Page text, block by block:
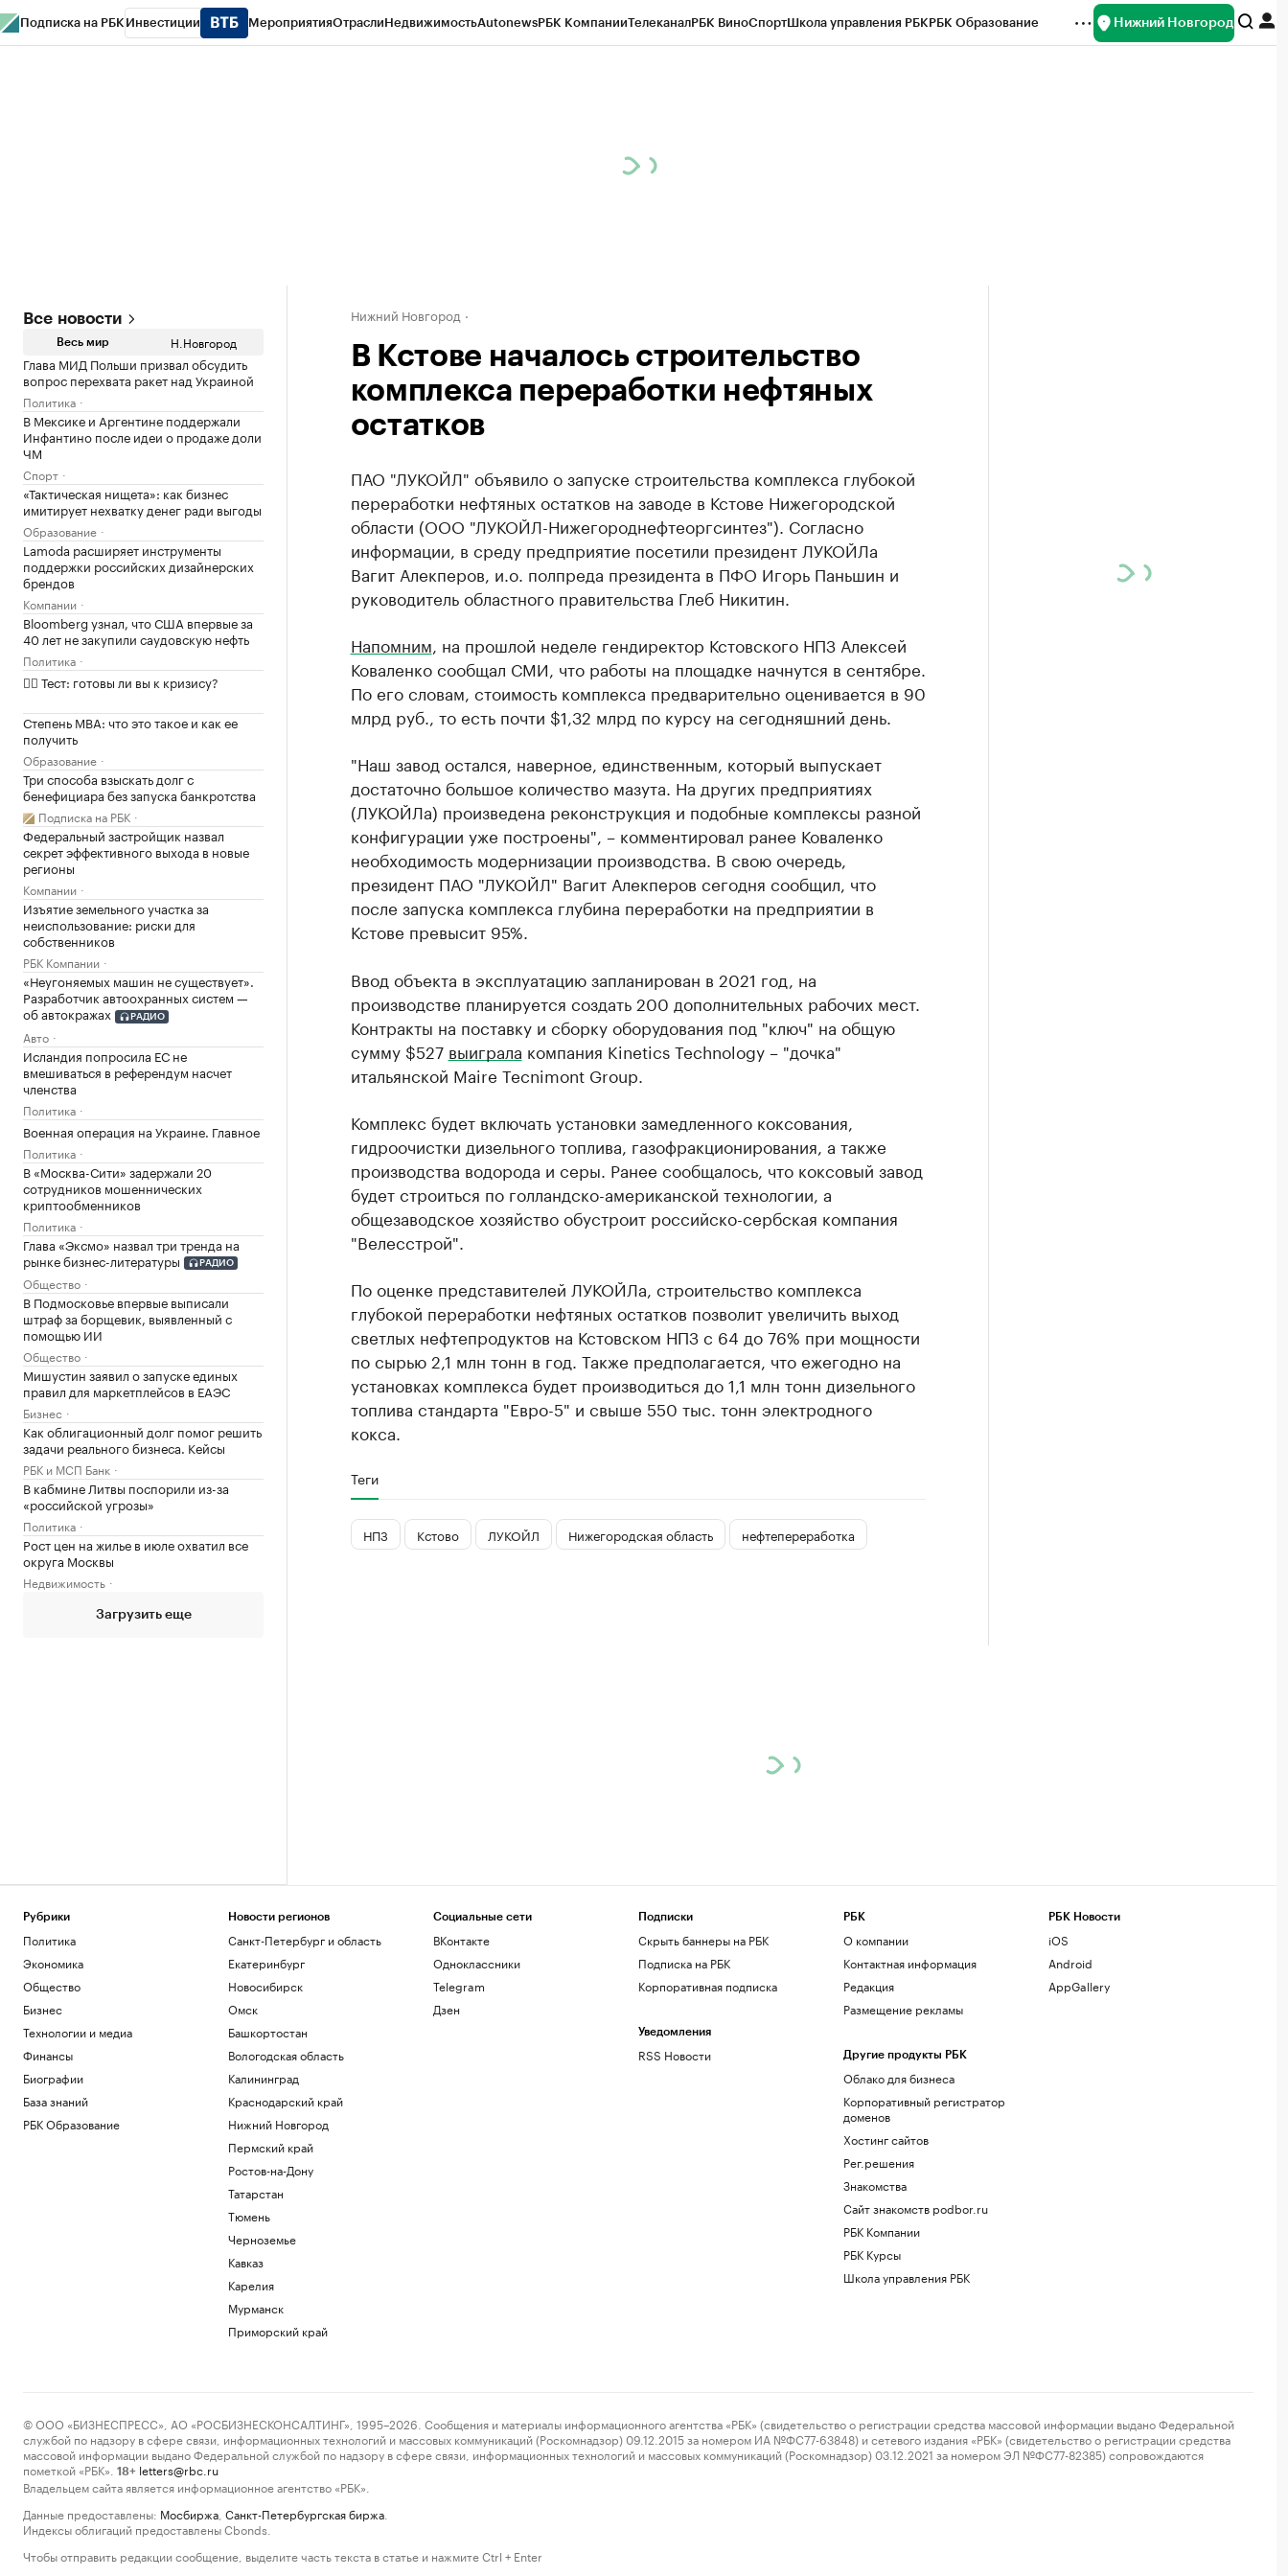
Подписка на РБК Инвестиции МероприятияОтраслиНедвижимостьAutonewsРБК КомпанииТелеканалРБК ВиноСпортШкола управления РБКРБК Образование Нижний Новгород
Все новости
Весь мир Н.Новгород
Глава МИД Польши призвал обсудить
вопрос перехвата ракет над Украиной
Политика
В Мексике и Аргентине поддержали
Инфантино после идеи о продаже доли
ЧМ
Спорт
«Тактическая нищета»: как бизнес
имитирует нехватку денег ради выгоды
Образование
Lamoda расширяет инструменты
поддержки российских дизайнерских
брендов
Компании
Bloomberg узнал, что США впервые за
40 лет не закупили саудовскую нефть
Политика
✍🏻 Тест: готовы ли вы к кризису?
Степень MBA: что это такое и как ее
получить
Образование
Три способа взыскать долг с
бенефициара без запуска банкротства
Подписка на РБК
Федеральный застройщик назвал
секрет эффективного выхода в новые
регионы
Компании
Изъятие земельного участка за
неиспользование: риски для
собственников
РБК Компании
«Неугоняемых машин не существует».
Разработчик автоохранных систем —
об автокражах
РАДИО
Авто
Исландия попросила ЕС не
вмешиваться в референдум насчет
членства
Политика
Военная операция на Украине. Главное
Политика
В «Москва-Сити» задержали 20
сотрудников мошеннических
криптообменников
Политика
Глава «Эксмо» назвал три тренда на
рынке бизнес-литературы
РАДИО
Общество
В Подмосковье впервые выписали
штраф за борщевик, выявленный с
помощью ИИ
Общество
Мишустин заявил о запуске единых
правил для маркетплейсов в ЕАЭС
Бизнес
Как облигационный долг помог решить
задачи реального бизнеса. Кейсы
РБК и МСП Банк
В кабмине Литвы поспорили из-за
«российской угрозы»
Политика
Рост цен на жилье в июле охватил все
округа Москвы
Недвижимость
Загрузить еще
Нижний Новгород
В Кстове началось строительство
комплекса переработки нефтяных
остатков
ПАО "ЛУКОЙЛ" объявило о запуске строительства комплекса глубокой
переработки нефтяных остатков на заводе в Кстове Нижегородской
области (ООО "ЛУКОЙЛ-Нижегороднефтеоргсинтез"). Согласно
информации, в среду предприятие посетили президент ЛУКОЙЛа
Вагит Алекперов, и.о. полпреда президента в ПФО Игорь Паньшин и
руководитель областного правительства Глеб Никитин.
Напомним , на прошлой неделе гендиректор Кстовского НПЗ Алексей
Коваленко сообщал СМИ, что работы на площадке начнутся в сентябре.
По его словам, стоимость комплекса предварительно оценивается в 90
млрд руб., то есть почти $1,32 млрд по курсу на сегодняшний день.
"Наш завод остался, наверное, единственным, который выпускает
достаточно большое количество мазута. На других предприятиях
(ЛУКОЙЛа) произведена реконструкция и подобные комплексы разной
конфигурации уже построены", – комментировал ранее Коваленко
необходимость модернизации производства. В свою очередь,
президент ПАО "ЛУКОЙЛ" Вагит Алекперов сегодня сообщил, что
после запуска комплекса глубина переработки на предприятии в
Кстове превысит 95%.
Ввод объекта в эксплуатацию запланирован в 2021 год, на
производстве планируется создать 200 дополнительных рабочих мест.
Контракты на поставку и сборку оборудования под "ключ" на общую
сумму $527 выиграла компания Kinetics Technology – "дочка"
итальянской Maire Tecnimont Group.
Комплекс будет включать установки замедленного коксования,
гидроочистки дизельного топлива, газофракционирования, а также
производства водорода и серы. Ранее сообщалось, что коксовый завод
будет строиться по голландско-американской технологии, а
общезаводское хозяйство обустроит российско-сербская компания
"Велесстрой".
По оценке представителей ЛУКОЙЛа, строительство комплекса
глубокой переработки нефтяных остатков позволит увеличить выход
светлых нефтепродуктов на Кстовском НПЗ с 64 до 76% при мощности
по сырью 2,1 млн тонн в год. Также предполагается, что ежегодно на
установках комплекса будет производиться до 1,1 млн тонн дизельного
топлива стандарта "Евро-5" и свыше 550 тыс. тонн электродного
кокса.
Теги
НПЗ Кстово ЛУКОЙЛ Нижегородская область нефтепереработка
Рубрики
Политика
Экономика
Общество
Бизнес
Технологии и медиа
Финансы
Биографии
База знаний
РБК Образование
Новости регионов
Санкт-Петербург и область
Екатеринбург
Новосибирск
Омск
Башкортостан
Вологодская область
Калининград
Краснодарский край
Нижний Новгород
Пермский край
Ростов-на-Дону
Татарстан
Тюмень
Черноземье
Кавказ
Карелия
Мурманск
Приморский край
Социальные сети
ВКонтакте
Одноклассники
Telegram
Дзен
Подписки
Скрыть баннеры на РБК
Подписка на РБК
Корпоративная подписка
Уведомления
RSS Новости
РБК
О компании
Контактная информация
Редакция
Размещение рекламы
Другие продукты РБК
Облако для бизнеса
Корпоративный регистратор
доменов
Хостинг сайтов
Рег.решения
Знакомства
Сайт знакомств podbor.ru
РБК Компании
РБК Курсы
Школа управления РБК
РБК Новости
iOS
Android
AppGallery
© ООО «БИЗНЕСПРЕСС», АО «РОСБИЗНЕСКОНСАЛТИНГ», 1995–2026. Сообщения и материалы информационного агентства «РБК» (свидетельство о регистрации средства массовой информации выдано Федеральной
службой по надзору в сфере связи, информационных технологий и массовых коммуникаций (Роскомнадзор) 09.12.2015 за номером ИА №ФС77-63848) и сетевого издания «РБК» (свидетельство о регистрации средства
массовой информации выдано Федеральной службой по надзору в сфере связи, информационных технологий и массовых коммуникаций (Роскомнадзор) 03.12.2021 за номером ЭЛ №ФС77-82385) сопровождаются
пометкой «РБК».
18+ letters@rbc.ru
Владельцем сайта является информационное агентство «РБК».
Данные предоставлены: Мосбиржа Санкт-Петербургская биржа
Индексы облигаций предоставлены Cbonds.
Чтобы отправить редакции сообщение, выделите часть текста в статье и нажмите Ctrl + Enter